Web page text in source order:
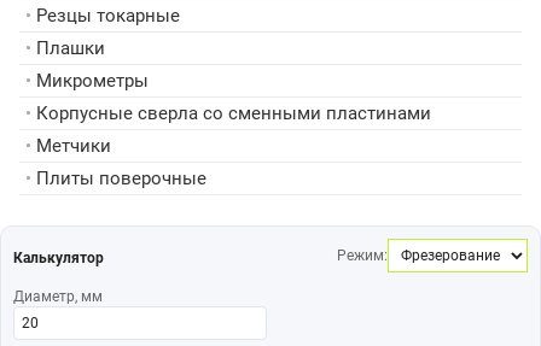
• Резцы токарные
• Плашки
• Микрометры
• Корпусные сверла со сменными пластинами
• Метчики
• Плиты поверочные
Калькулятор Режим:
Диаметр, мм